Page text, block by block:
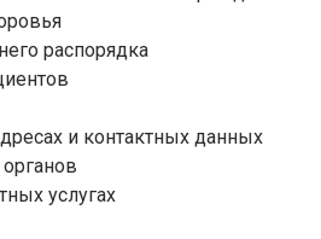
распорядка
и контактных данных
услугах